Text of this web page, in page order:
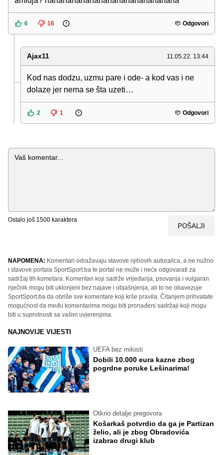
6 16 Odgovori
Ajax11 11.05.22. 13:44
Kod nas dodzu, uzmu pare i ode- a kod vas i ne
dolaze jer nema se šta uzeti…
2 1 Odgovori
Komentar
Ostalo još 1500 karaktera
POŠALJI
NAPOMENA: Komentari odražavaju stavove njihovih autora/ica, a ne nužno
i stavove portala SportSport.ba te portal ne može i neće odgovarati za
sadržaj tih kometara. Komentari koji sadrže vrijeđanja, psovanja i vulgaran
riječnik mogu biti uklonjeni bez najave i objašnjenja, ali to ne obavezuje
SportSport.ba da obriše sve komentare koji krše pravila. Čitanjem prihvatate
mogućnost da među komentarima mogu biti pronađeni sadržaji koji mogu
biti u suprotnosti sa vašim uvjerenjima.
NAJNOVIJE VIJESTI
UEFA bez milosti
Dobili 10.000 eura kazne zbog
pogrdne poruke Lešinarima!
Otkrio detalje pregovora
Košarkaš potvrdio da ga je Partizan
želio, ali je zbog Obradovića
izabrao drugi klub